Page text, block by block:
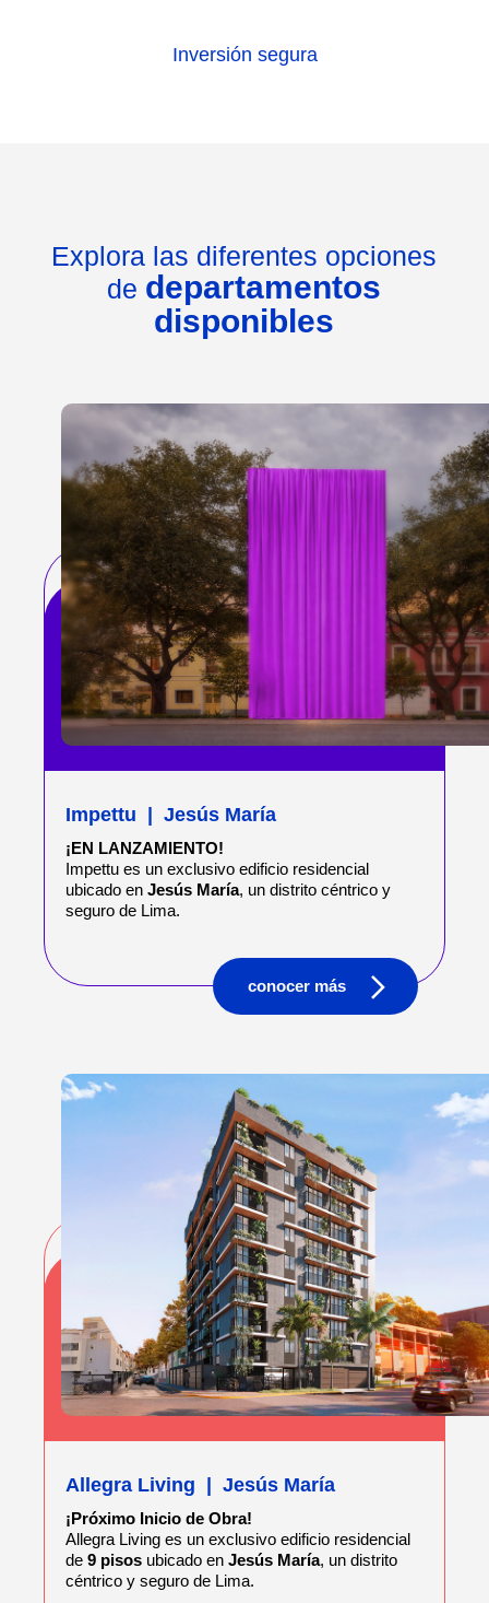
Inversión segura
Explora las diferentes opciones
de departamentos
disponibles
Impettu | Jesús María
¡EN LANZAMIENTO!
Impettu es un exclusivo edificio residencial
ubicado enJesús María, un distrito céntrico y
seguro de Lima.
conocer más
Allegra Living | Jesús María
¡Próximo Inicio de Obra!
Allegra Living es un exclusivo edificio residencial
de9 pisos ubicado enJesús María, un distrito
céntrico y seguro de Lima.